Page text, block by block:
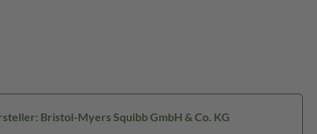
Bristol-Myers Squibb GmbH & Co. KG